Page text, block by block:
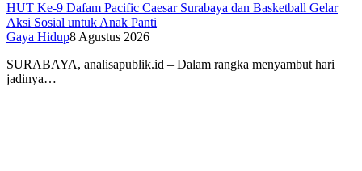
HUT Ke-9 Dafam Pacific Caesar Surabaya dan Basketball Gelar
Aksi Sosial untuk Anak Panti
Gaya Hidup8 Agustus 2026
SURABAYA, analisapublik.id – Dalam rangka menyambut hari
jadinya…